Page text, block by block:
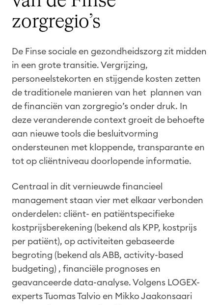
zorgregio’s
De Finse sociale en gezondheidszorg zit midden
in een grote transitie. Vergrijzing,
personeelstekorten en stijgende kosten zetten
de traditionele manieren van het plannen van
de financiën van zorgregio’s onder druk. In
deze veranderende context groeit de behoefte
aan nieuwe tools die besluitvorming
ondersteunen met kloppende, transparante en
tot op cliëntniveau doorlopende informatie.
Centraal in dit vernieuwde financieel
management staan vier met elkaar verbonden
onderdelen: cliënt- en patiëntspecifieke
kostprijsberekening (bekend als KPP, kostprijs
per patiënt), op activiteiten gebaseerde
begroting (bekend als ABB, activity-based
budgeting) , financiële prognoses en
geavanceerde data-analyse. Volgens LOGEX-
experts Tuomas Talvio en Mikko Jaakonsaari